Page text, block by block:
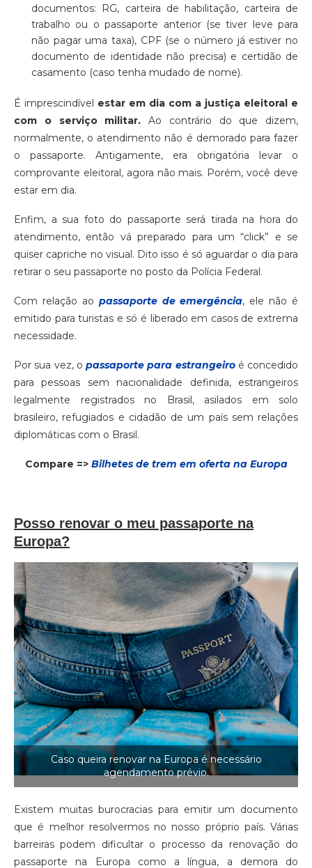
documentos: RG, carteira de habilitação, carteira de
trabalho ou o passaporte anterior (se tiver leve para
não pagar uma taxa), CPF (se o número já estiver no
documento de identidade não precisa) e certidão de
casamento (caso tenha mudado de nome).
É imprescindível estar em dia com a justiça eleitoral e
com o serviço militar. Ao contrário do que dizem,
normalmente, o atendimento não é demorado para fazer
o passaporte. Antigamente, era obrigatória levar o
comprovante eleitoral, agora não mais. Porém, você deve
estar em dia.
Enfim, a sua foto do passaporte será tirada na hora do
atendimento, então vá preparado para um “click” e se
quiser capriche no visual. Dito isso é só aguardar o dia para
retirar o seu passaporte no posto da Polícia Federal.
Com relação ao passaporte de emergência, ele não é
emitido para turistas e só é liberado em casos de extrema
necessidade.
Por sua vez, o passaporte para estrangeiroé concedido
para pessoas sem nacionalidade definida, estrangeiros
legalmente registrados no Brasil, asilados em solo
brasileiro, refugiados e cidadão de um país sem relações
diplomáticas com o Brasil.
Compare => Bilhetes de trem em oferta na Europa
Posso renovar o meu passaporte na
Europa?
Caso queira renovar na Europa é necessário
agendamento prévio.
Existem muitas burocracias para emitir um documento
que é melhor resolvermos no nosso próprio país. Várias
barreiras podem dificultar o processo da renovação do
passaporte na Europa como a língua, a demora do